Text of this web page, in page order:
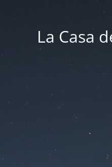
La Casa